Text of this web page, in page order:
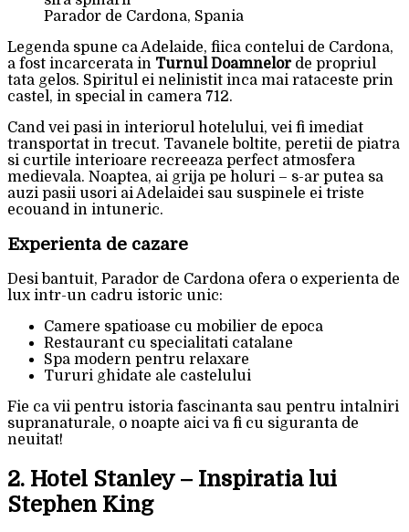
Parador de Cardona, Spania
Legenda spune ca Adelaide, fiica contelui de Cardona,
a fost incarcerata in Turnul Doamnelor de propriul
tata gelos. Spiritul ei nelinistit inca mai rataceste prin
castel, in special in camera 712.
Cand vei pasi in interiorul hotelului, vei fi imediat
transportat in trecut. Tavanele boltite, peretii de piatra
si curtile interioare recreeaza perfect atmosfera
medievala. Noaptea, ai grija pe holuri – s-ar putea sa
auzi pasii usori ai Adelaidei sau suspinele ei triste
ecouand in intuneric.
Experienta de cazare
Desi bantuit, Parador de Cardona ofera o experienta de
lux intr-un cadru istoric unic:
Camere spatioase cu mobilier de epoca
Restaurant cu specialitati catalane
Spa modern pentru relaxare
Tururi ghidate ale castelului
Fie ca vii pentru istoria fascinanta sau pentru intalniri
supranaturale, o noapte aici va fi cu siguranta de
neuitat!
2. Hotel Stanley – Inspiratia lui
Stephen King